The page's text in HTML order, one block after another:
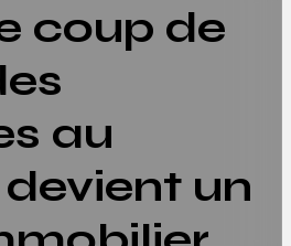
coup de
au
un